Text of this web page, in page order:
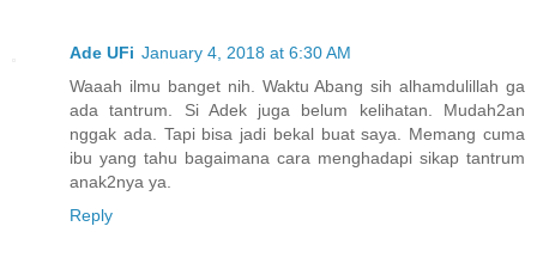
Ade UFi January 4, 2018 at 6:30 AM
Waaah ilmu banget nih. Waktu Abang sih alhamdulillah ga
ada tantrum. Si Adek juga belum kelihatan. Mudah2an
nggak ada. Tapi bisa jadi bekal buat saya. Memang cuma
ibu yang tahu bagaimana cara menghadapi sikap tantrum
anak2nya ya.
Reply